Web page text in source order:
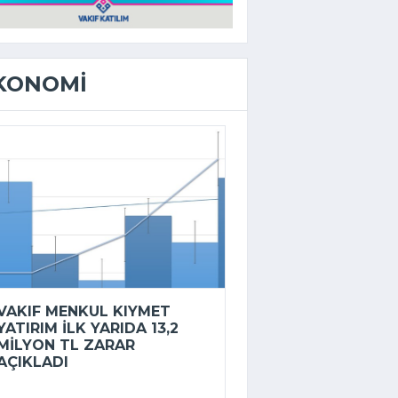
MENKUL KIYMET
ILK YARIDA 13,2
TL ZARAR